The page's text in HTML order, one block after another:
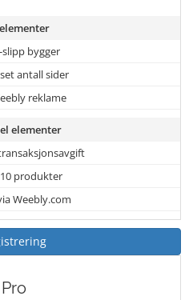
slipp bygger
antall sider
reklame
elementer
produkter
Weebly.com
Pro